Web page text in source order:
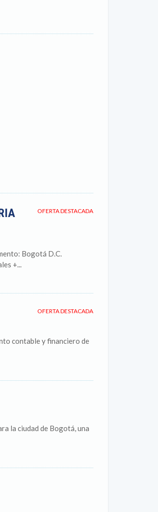
OFERTA DESTACADA
Bogotá D.C.
+...
OFERTA DESTACADA
contable y financiero de
la ciudad de Bogotá, una